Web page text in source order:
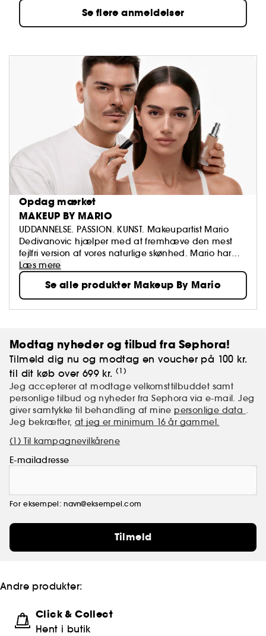
Se flere anmeldelser
Opdag mærket
MAKEUP BY MARIO
UDDANNELSE. PASSION. KUNST. Makeupartist Mario
Dedivanovic hjælper med at fremhæve den mest
fejlfri version af vores naturlige skønhed. Mario har
opbygget en global fanskare gennem alt fra
uddannelse til sociale medier og innovation,
samtidig med at han har undervist i og udviklet
nogle af de mest kendte makeupteknikker fra det
seneste årti.
Læs mere
Se alle produkter Makeup By Mario
Modtag nyheder og tilbud fra Sephora!
Tilmeld dig nu og modtag en voucher på 100 kr.
til dit køb over 699 kr. (1)
Jeg accepterer at modtage velkomsttilbuddet samt
personlige tilbud og nyheder fra Sephora via e-mail. Jeg
giver samtykke til behandling af mine personlige data .
Jeg bekræfter,at jeg er minimum 16 år gammel.
(1) Til kampagnevilkårene
E-mailadresse
For eksempel: navn@eksempel.com
Tilmeld
Andre produkter:
Click & Collect
Hent i butik